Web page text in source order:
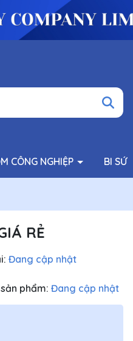
CÔNG NGHIỆP BI SỨ
RẺ
Đang cập nhật
phẩm: Đang cập nhật